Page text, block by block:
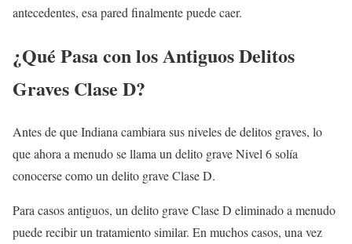
antecedentes, esa pared finalmente puede caer.
¿Qué Pasa con los Antiguos Delitos
Graves Clase D?
Antes de que Indiana cambiara sus niveles de delitos graves, lo
que ahora a menudo se llama un delito grave Nivel 6 solía
conocerse como un delito grave Clase D.
Para casos antiguos, un delito grave Clase D eliminado a menudo
puede recibir un tratamiento similar. En muchos casos, una vez